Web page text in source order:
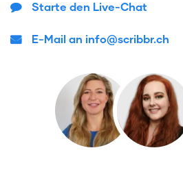
Starte den Live-Chat
E-Mail an info@scribbr.ch